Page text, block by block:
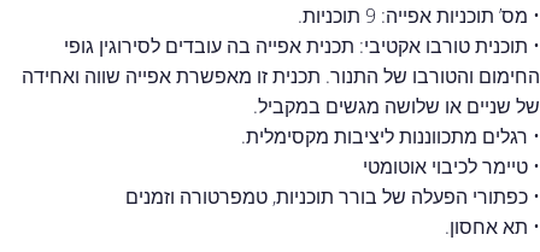
• מס’ תוכניות אפייה: 9 תוכניות.
• תוכנית טורבו אקטיבי: תכנית אפייה בה עובדים לסירוגין גופי
החימום והטורבו של התנור. תכנית זו מאפשרת אפייה שווה ואחידה
של שניים או שלושה מגשים במקביל.
• רגלים מתכווננות ליציבות מקסימלית.
• טיימר לכיבוי אוטומטי
• כפתורי הפעלה של בורר תוכניות, טמפרטורה וזמנים
• תא אחסון.